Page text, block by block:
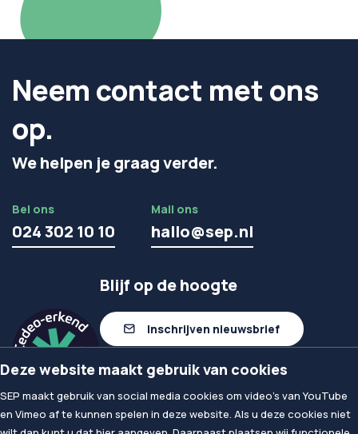
Neem contact met ons
op.
We helpen je graag verder.
Bel ons
024 302 10 10
Mail ons
hallo@sep.nl
Blijf op de hoogte
Inschrijven nieuwsbrief
Volg ons op linkedIn
Deze website maakt gebruik van cookies
SEP maakt gebruik van social media cookies om video's van YouTube
en Vimeo af te kunnen spelen in deze website. Als u deze cookies niet